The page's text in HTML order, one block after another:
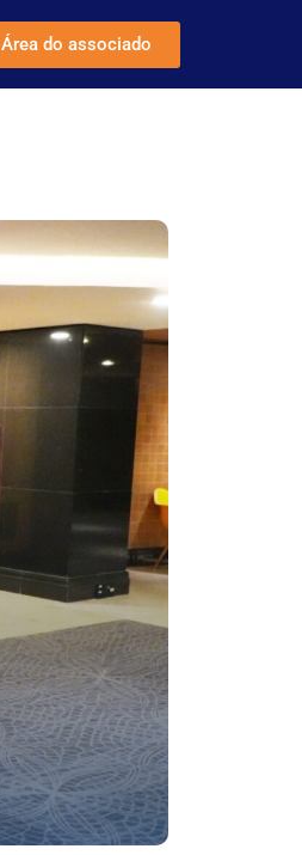
Área do associado